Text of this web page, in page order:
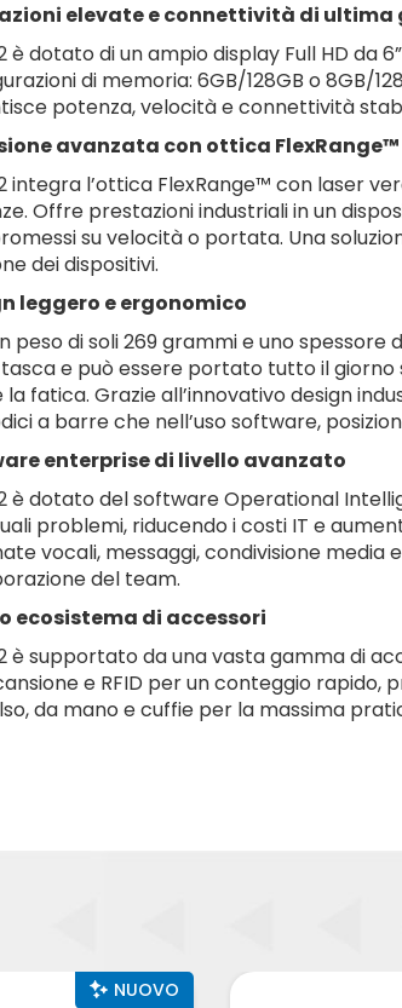
elevate e connettività di ultima
è dotato di un ampio display Full HD da
di memoria: 6GB/128GB o 8GB/
potenza, velocità e connettività
avanzata con ottica FlexRange™
integra l’ottica FlexRange™ con laser
Offre prestazioni industriali in un
su velocità o portata. Una
dei dispositivi.
leggero e ergonomico
peso di soli 269 grammi e uno
e può essere portato tutto il
la fatica. Grazie all’innovativo design
a barre che nell’uso software,
enterprise di livello avanzato
è dotato del software Operational
problemi, riducendo i costi IT e
vocali, messaggi, condivisione
del team.
ecosistema di accessori
è supportato da una vasta gamma di
e RFID per un conteggio
da mano e cuffie per la massima
FUORI PRODUZIONE
FUORI PRODUZIONE